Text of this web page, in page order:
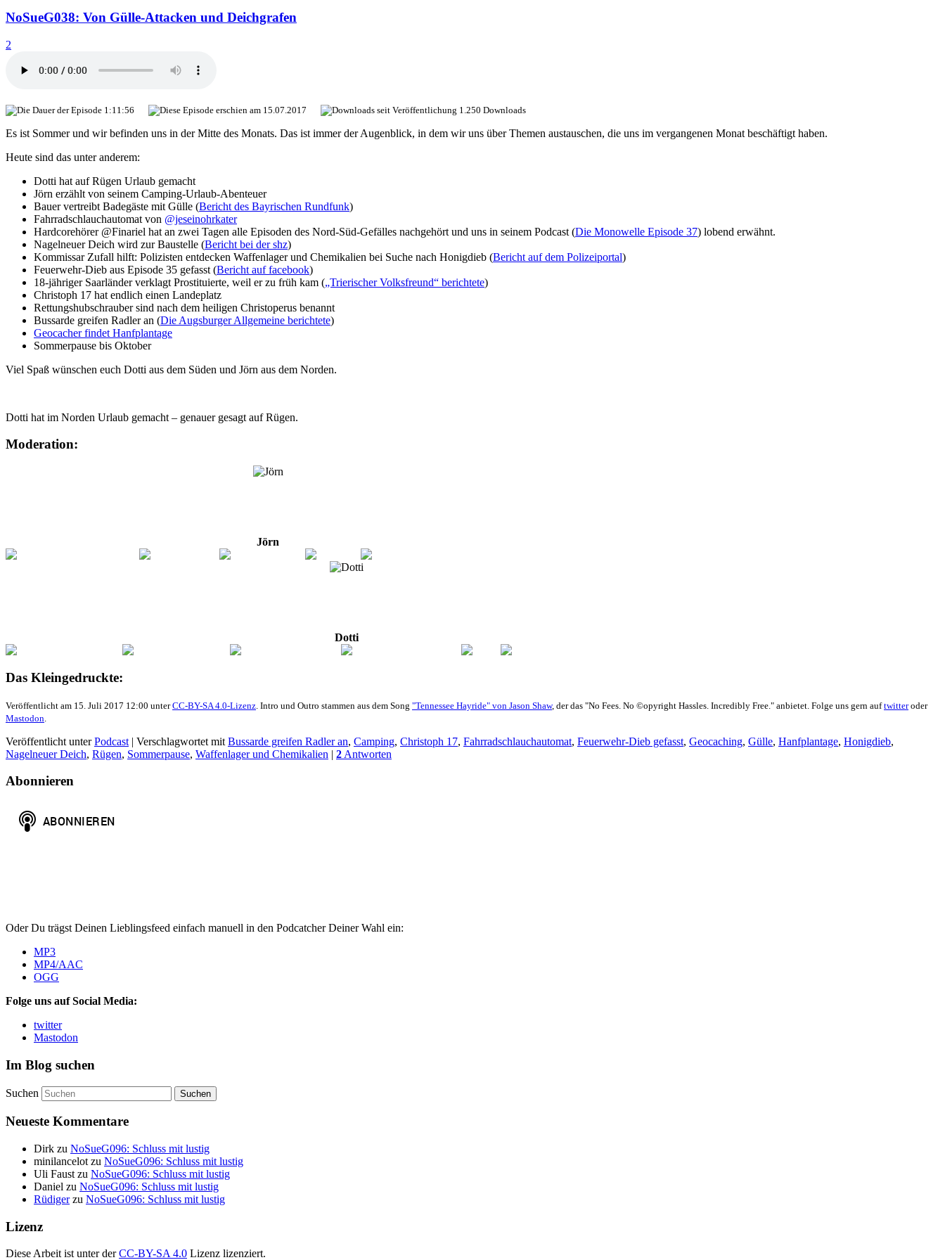
NoSueG038: Von Gülle-Attacken und Deichgrafen
2
1:11:56 15.07.2017 1.250 Downloads
Es ist Sommer und wir befinden uns in der Mitte des Monats. Das ist immer der Augenblick, in dem wir uns über Themen austauschen, die uns im vergangenen Monat beschäftigt haben.
Heute sind das unter anderem:
Dotti hat auf Rügen Urlaub gemacht
Jörn erzählt von seinem Camping-Urlaub-Abenteuer
Bauer vertreibt Badegäste mit Gülle (Bericht des Bayrischen Rundfunk)
Fahrradschlauchautomat von @jeseinohrkater
Hardcorehörer @Finariel hat an zwei Tagen alle Episoden des Nord-Süd-Gefälles nachgehört und uns in seinem Podcast (Die Monowelle Episode 37) lobend erwähnt.
Nagelneuer Deich wird zur Baustelle (Bericht bei der shz)
Kommissar Zufall hilft: Polizisten entdecken Waffenlager und Chemikalien bei Suche nach Honigdieb (Bericht auf dem Polizeiportal)
Feuerwehr-Dieb aus Episode 35 gefasst (Bericht auf facebook)
18-jähriger Saarländer verklagt Prostituierte, weil er zu früh kam („Trierischer Volksfreund“ berichtete)
Christoph 17 hat endlich einen Landeplatz
Rettungshubschrauber sind nach dem heiligen Christoperus benannt
Bussarde greifen Radler an (Die Augsburger Allgemeine berichtete)
Geocacher findet Hanfplantage
Sommerpause bis Oktober
Viel Spaß wünschen euch Dotti aus dem Süden und Jörn aus dem Norden.
Dotti hat im Norden Urlaub gemacht – genauer gesagt auf Rügen.
Moderation:
Jörn
Dotti
Das Kleingedruckte:
Veröffentlicht am 15. Juli 2017 12:00 unterCC-BY-SA 4.0-Lizenz . Intro und Outro stammen aus dem Song "Tennessee Hayride" von Jason Shaw, der das "No Fees. No ©opyright Hassles. Incredibly Free." anbietet. Folge uns gern auftwitteroder
Mastodon
Veröffentlicht unter Podcast | Verschlagwortet mit Bussarde greifen Radler an, Camping, Christoph 17, Fahrradschlauchautomat, Feuerwehr-Dieb gefasst, Geocaching, Gülle, Hanfplantage, Honigdieb,
Nagelneuer Deich, Rügen, Sommerpause, Waffenlager und Chemikalien | 2 Antworten
Abonnieren
Oder Du trägst Deinen Lieblingsfeed einfach manuell in den Podcatcher Deiner Wahl ein:
MP3
MP4/AAC
OGG
Folge uns auf Social Media:
twitter
Mastodon
Im Blog suchen
Suchen
Neueste Kommentare
Dirk zu NoSueG096: Schluss mit lustig
minilancelot zu NoSueG096: Schluss mit lustig
Uli Faust zu NoSueG096: Schluss mit lustig
Daniel zu NoSueG096: Schluss mit lustig
Rüdigerzu NoSueG096: Schluss mit lustig
Lizenz
Diese Arbeit ist unter derCC-BY-SA 4.0 Lizenz lizenziert.